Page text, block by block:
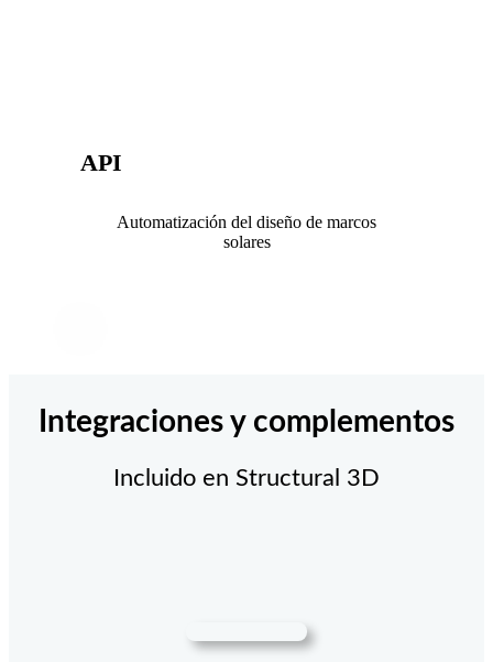
API
Automatización del diseño de marcos
solares
Integraciones y complementos
Incluido en Structural 3D